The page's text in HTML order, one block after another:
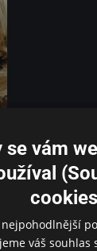
se vám
nejpohodlnější
váš souhlas